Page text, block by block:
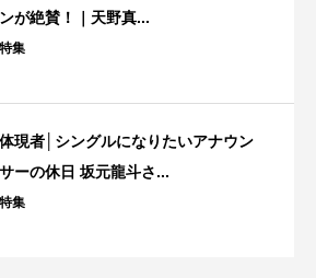
ンが絶賛！｜天野真...
特集
体現者│シングルになりたいアナウン
サーの休日 坂元龍斗さ...
特集